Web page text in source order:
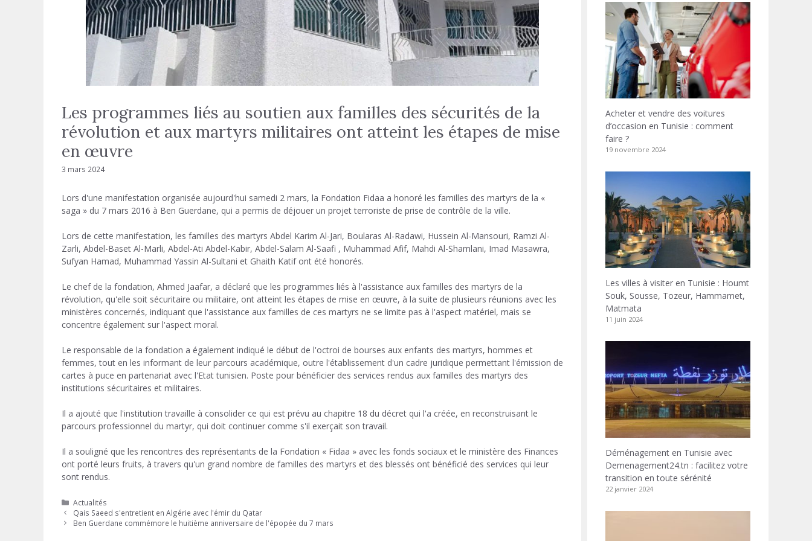
Les programmes liés au soutien aux familles des sécurités de la
révolution et aux martyrs militaires ont atteint les étapes de mise
en œuvre
3 mars 2024
Lors d'une manifestation organisée aujourd'hui samedi 2 mars, la Fondation Fidaa a honoré les familles des martyrs de la «
saga » du 7 mars 2016 à Ben Guerdane, qui a permis de déjouer un projet terroriste de prise de contrôle de la ville.
Lors de cette manifestation, les familles des martyrs Abdel Karim Al-Jari, Boularas Al-Radawi, Hussein Al-Mansouri, Ramzi Al-
Zarli, Abdel-Baset Al-Marli, Abdel-Ati Abdel-Kabir, Abdel-Salam Al-Saafi , Muhammad Afif, Mahdi Al-Shamlani, Imad Masawra,
Sufyan Hamad, Muhammad Yassin Al-Sultani et Ghaith Katif ont été honorés.
Le chef de la fondation, Ahmed Jaafar, a déclaré que les programmes liés à l'assistance aux familles des martyrs de la
révolution, qu'elle soit sécuritaire ou militaire, ont atteint les étapes de mise en œuvre, à la suite de plusieurs réunions avec les
ministères concernés, indiquant que l'assistance aux familles de ces martyrs ne se limite pas à l'aspect matériel, mais se
concentre également sur l'aspect moral.
Le responsable de la fondation a également indiqué le début de l'octroi de bourses aux enfants des martyrs, hommes et
femmes, tout en les informant de leur parcours académique, outre l'établissement d'un cadre juridique permettant l'émission de
cartes à puce en partenariat avec l'Etat tunisien. Poste pour bénéficier des services rendus aux familles des martyrs des
institutions sécuritaires et militaires.
Il a ajouté que l'institution travaille à consolider ce qui est prévu au chapitre 18 du décret qui l'a créée, en reconstruisant le
parcours professionnel du martyr, qui doit continuer comme s'il exerçait son travail.
Il a souligné que les rencontres des représentants de la Fondation « Fidaa » avec les fonds sociaux et le ministère des Finances
ont porté leurs fruits, à travers qu'un grand nombre de familles des martyrs et des blessés ont bénéficié des services qui leur
sont rendus.
Catégories
Actualités
Qais Saeed s'entretient en Algérie avec l'émir du Qatar
Ben Guerdane commémore le huitième anniversaire de l'épopée du 7 mars
Acheter et vendre des voitures
d’occasion en Tunisie : comment
faire ?
19 novembre 2024
Les villes à visiter en Tunisie : Houmt
Souk, Sousse, Tozeur, Hammamet,
Matmata
11 juin 2024
Déménagement en Tunisie avec
Demenagement24.tn : facilitez votre
transition en toute sérénité
22 janvier 2024